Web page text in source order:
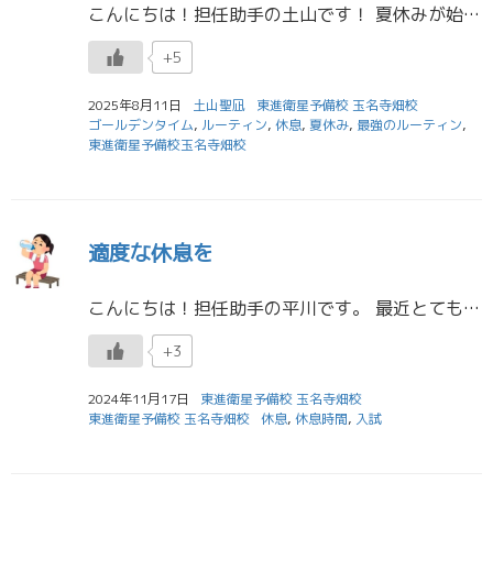
こんにちは！担任助手の土山です！ 夏休みが始まってかなりの日数が経ちましたね。夏休みは日数の多さゆえ、途中でだらけてしまう人もいます。その対策として「ルーティンを作ること」が有効だと思います。今日は”最強のルーティン”考 […]
+5
2025年8月11日 土山聖凪
東進衛星予備校 玉名寺畑校
ゴールデンタイム, ルーティン, 休息, 夏休み, 最強のルーティン,
東進衛星予備校玉名寺畑校
適度な休息を
こんにちは！担任助手の平川です。 最近とても寒くなり、体調を崩している方をちらほら見かけます。 皆さんくれぐれも体調に気を付けて下さい！ 特に高３生の皆さんは入試本番に向けしっかりと体調を整えていきましょう。 突然ですが […]
+3
2024年11月17日
東進衛星予備校 玉名寺畑校
東進衛星予備校 玉名寺畑校 休息, 休息時間, 入試